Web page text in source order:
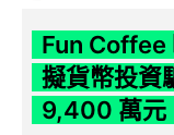
Fun Coffee
擬貨幣投資
9,400 萬元